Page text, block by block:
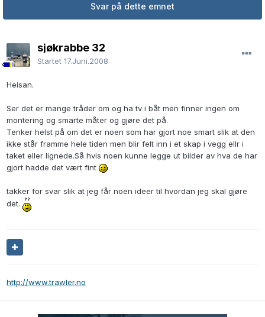
Svar på dette emnet
sjøkrabbe 32
Startet 17.Juni.2008
Heisan.
Ser det er mange tråder om og ha tv i båt men finner ingen om
montering og smarte måter og gjøre det på.
Tenker helst på om det er noen som har gjort noe smart slik at den
ikke står framme hele tiden men blir felt inn i et skap i vegg ellr i
taket eller lignede.Så hvis noen kunne legge ut bilder av hva de har
gjort hadde det vært fint
takker for svar slik at jeg får noen ideer til hvordan jeg skal gjøre
det.
http://www.trawler.no